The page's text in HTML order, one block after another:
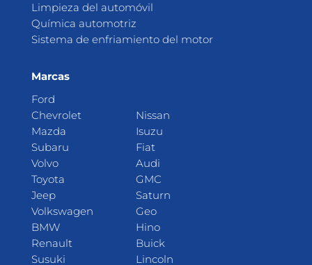
Limpieza del automóvil
Química automotriz
Sistema de enfriamiento del motor
Marcas
Ford
Chevrolet
Mazda
Subaru
Volvo
Toyota
Jeep
Volkswagen
BMW
Renault
Susuki
Nissan
Isuzu
Fiat
Audi
GMC
Saturn
Geo
Hino
Buick
Lincoln